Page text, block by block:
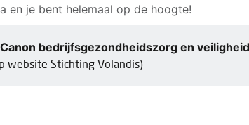
en je bent helemaal op de hoogte!
Canon bedrijfsgezondheidszorg en
website Stichting Volandis)